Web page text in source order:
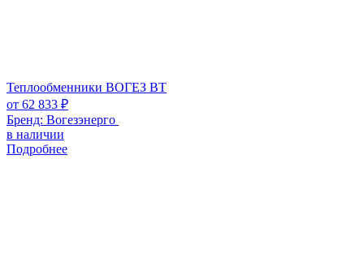
Теплообменники ВОГЕЗ ВТ
от 62 833 ₽
Бренд: Вогезэнерго
в наличии
Подробнее